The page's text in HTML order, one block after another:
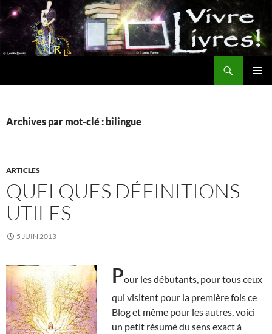
Aller
au
contenu
Archives par mot-clé : bilingue
ARTICLES
QUELQUES DÉFINITIONS
UTILES
5 JUIN 2013
Pour les débutants, pour tous ceux
qui visitent pour la première fois ce
Blog et même pour les autres, voici
un petit résumé du sens exact à